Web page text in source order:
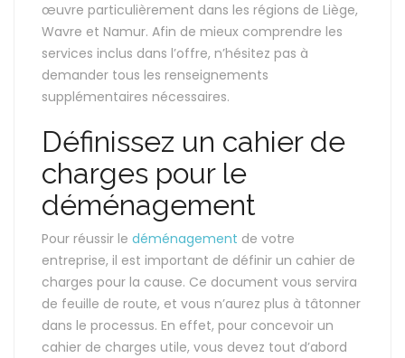
œuvre particulièrement dans les régions de Liège,
Wavre et Namur. Afin de mieux comprendre les
services inclus dans l’offre, n’hésitez pas à
demander tous les renseignements
supplémentaires nécessaires.
Définissez un cahier de
charges pour le
déménagement
Pour réussir le déménagement de votre
entreprise, il est important de définir un cahier de
charges pour la cause. Ce document vous servira
de feuille de route, et vous n’aurez plus à tâtonner
dans le processus. En effet, pour concevoir un
cahier de charges utile, vous devez tout d’abord